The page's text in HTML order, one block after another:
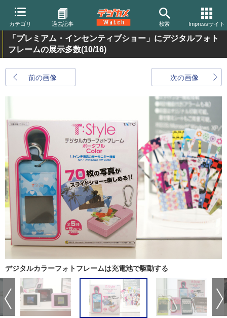
カテゴリ 過去記事 検索 Impressサイト
「プレミアム・インセンティブショー」にデジタルフォト
フレームの展示多数(10/16)
前の画像 次の画像
デジタルカラーフォトフレームは充電池で駆動する